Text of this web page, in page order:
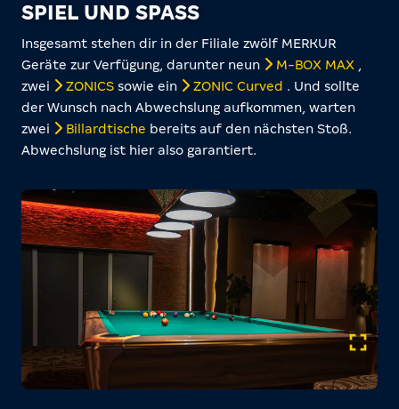
SPIEL UND SPASS
Insgesamt stehen dir in der Filiale zwölf MERKUR
Geräte zur Verfügung, darunter neun
M-BOX MAX
zwei
ZONICS sowie ein ZONIC Curved . Und sollte
der Wunsch nach Abwechslung aufkommen, warten
zwei
Billardtische bereits auf den nächsten Stoß.
Abwechslung ist hier also garantiert.